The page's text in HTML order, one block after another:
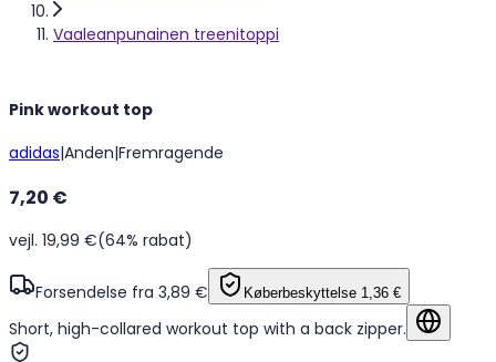
Vaaleanpunainen treenitoppi
Pink workout top
adidas|Anden|Fremragende
Short, high-collared workout top with a back zipper.
7,20 €
vejl. 19,99 €(64% rabat)
Forsendelse fra 3,89 € Køberbeskyttelse 1,36 €